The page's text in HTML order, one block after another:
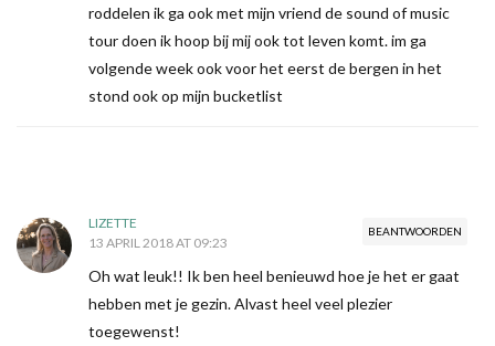
roddelen ik ga ook met mijn vriend de sound of music
tour doen ik hoop bij mij ook tot leven komt. im ga
volgende week ook voor het eerst de bergen in het
stond ook op mijn bucketlist
BEANTWOORDEN
LIZETTE
13 APRIL 2018 AT 09:23
Oh wat leuk!! Ik ben heel benieuwd hoe je het er gaat
hebben met je gezin. Alvast heel veel plezier
toegewenst!